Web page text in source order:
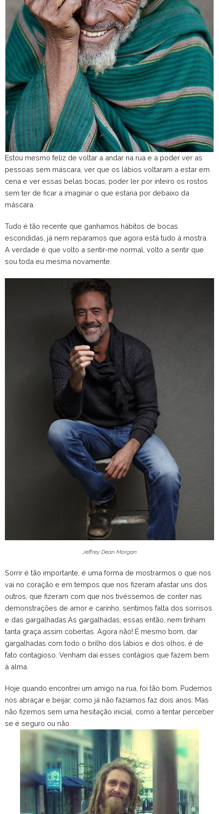
Estou mesmo feliz de voltar a andar na rua e a poder ver as
pessoas sem máscara, ver que os lábios voltaram a estar em
cena e ver essas belas bocas, poder ler por inteiro os rostos
sem ter de ficar a imaginar o que estaria por debaixo da
máscara.
Tudo é tão recente que ganhamos hábitos de bocas
escondidas, já nem reparamos que agora está tudo à mostra.
A verdade é que volto a sentir-me normal, volto a sentir que
sou toda eu mesma novamente.
Jeffrey Dean Morgan
Sorrir é tão importante, é uma forma de mostrarmos o que nos
vai no coração e em tempos que nos fizeram afastar uns dos
outros, que fizeram com que nos tivéssemos de conter nas
demonstrações de amor e carinho, sentimos falta dos sorrisos
e das gargalhadas.As gargalhadas, essas então, nem tinham
tanta graça assim cobertas. Agora não! É mesmo bom, dar
gargalhadas com todo o brilho dos lábios e dos olhos, é de
fato contagioso. Venham daí esses contágios que fazem bem
à alma.
Hoje quando encontrei um amigo na rua, foi tão bom. Pudemos
nos abraçar e beijar, como já não fazíamos faz dois anos. Mas
não fizemos sem uma hesitação inicial, como a tentar perceber
se é seguro ou não.